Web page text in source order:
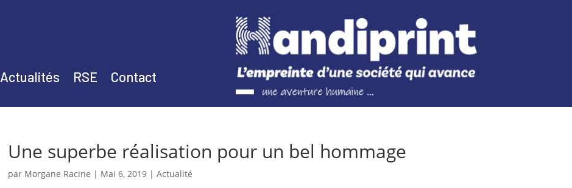
Actualités RSE Contact
Une superbe réalisation pour un bel hommage
par Morgane Racine | Mai 6, 2019| Actualité